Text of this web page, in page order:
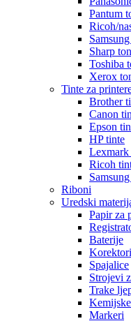
Pantum
Ricoh/
Sharp
Toshiba
Xerox
Tinte za
Brother
Canon
Epson
HP tinte
Lexmark
Ricoh
Riboni
Uredski
Papir za
Baterije
Korektori
Spajalice
Strojevi
Trake
Markeri